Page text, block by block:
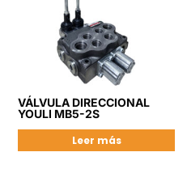
VÁLVULA DIRECCIONAL
YOULI MB5-2S
Leer más